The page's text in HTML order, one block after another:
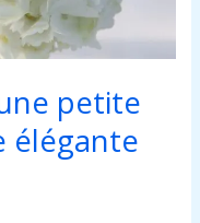
petite
élégante